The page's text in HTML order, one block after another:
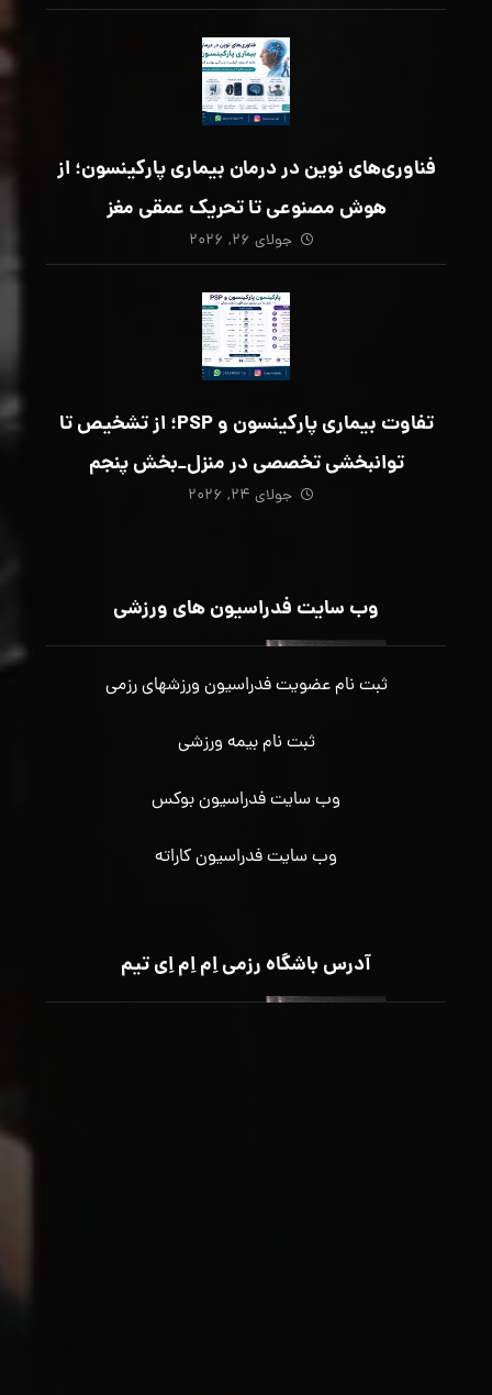
فناوری‌های نوین در درمان بیماری پارکینسون؛ از
هوش مصنوعی تا تحریک عمقی مغز
جولای ۲۶, ۲۰۲۶
تفاوت بیماری پارکینسون و PSP؛ از تشخیص تا
توانبخشی تخصصی در منزل_بخش پنجم
جولای ۲۴, ۲۰۲۶
وب سایت فدراسیون های ورزشی
ثبت نام عضویت فدراسیون ورزشهای رزمی
ثبت نام بیمه ورزشی
وب سایت فدراسیون بوکس
وب سایت فدراسیون کاراته
آدرس باشگاه رزمی اِم اِم اِی تیم